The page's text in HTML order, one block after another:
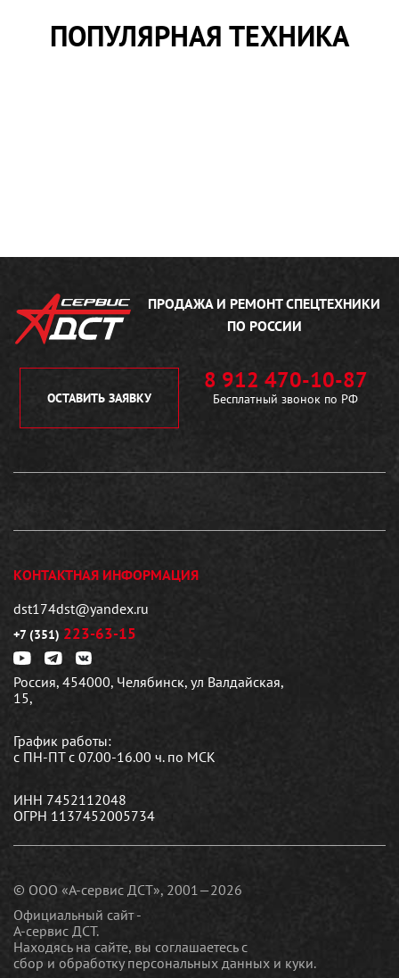
ПОПУЛЯРНАЯ ТЕХНИКА
ПРОДАЖА И РЕМОНТСПЕЦТЕХНИКИ
ПО РОССИИ
ОСТАВИТЬ ЗАЯВКУ
8 912 470-10-87
Бесплатный звонок по РФ
КОНТАКТНАЯ ИНФОРМАЦИЯ
dst174dst@yandex.ru
+7 (351) 223-63-15
Россия, 454000, Челябинск, ул Валдайская,
15,
График работы:
с ПН-ПТ с 07.00-16.00 ч. по МСК
ИНН 7452112048
ОГРН 1137452005734
© ООО «А-сервис ДСТ», 2001—2026
Официальный сайт -
А-сервис ДСТ.
Находясь на сайте, вы соглашаетесь c
сбор и обработку персональных данных и куки.